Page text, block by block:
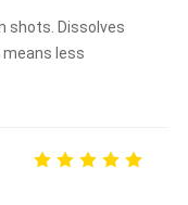
shots. Dissolves
means less